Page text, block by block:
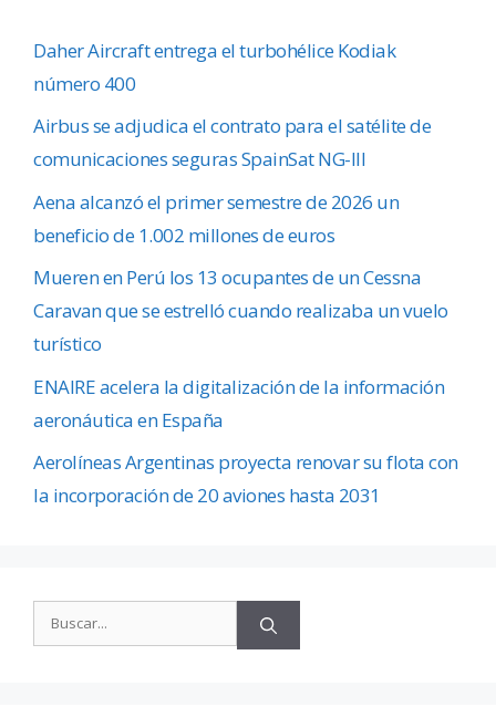
Daher Aircraft entrega el turbohélice Kodiak
número 400
Airbus se adjudica el contrato para el satélite de
comunicaciones seguras SpainSat NG-III
Aena alcanzó el primer semestre de 2026 un
beneficio de 1.002 millones de euros
Mueren en Perú los 13 ocupantes de un Cessna
Caravan que se estrelló cuando realizaba un vuelo
turístico
ENAIRE acelera la digitalización de la información
aeronáutica en España
Aerolíneas Argentinas proyecta renovar su flota con
la incorporación de 20 aviones hasta 2031